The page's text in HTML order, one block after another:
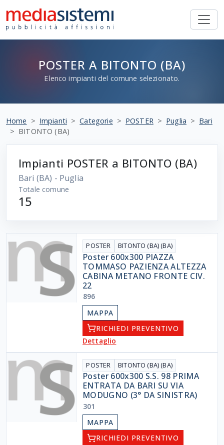
POSTER A BITONTO (BA)
Elenco impianti del comune selezionato.
Home Impianti Categorie POSTER Puglia
Bari
BITONTO (BA)
Impianti POSTER a BITONTO (BA)
Bari (BA) - Puglia
Totale comune
15
POSTER BITONTO (BA) (BA)
Poster 600x300 PIAZZA
TOMMASO PAZIENZA ALTEZZA
CABINA METANO FRONTE CIV.
22
896
MAPPA
RICHIEDI PREVENTIVO
Dettaglio
POSTER BITONTO (BA) (BA)
Poster 600x300 S.S. 98 PRIMA
ENTRATA DA BARI SU VIA
MODUGNO (3° DA SINISTRA)
301
MAPPA
RICHIEDI PREVENTIVO